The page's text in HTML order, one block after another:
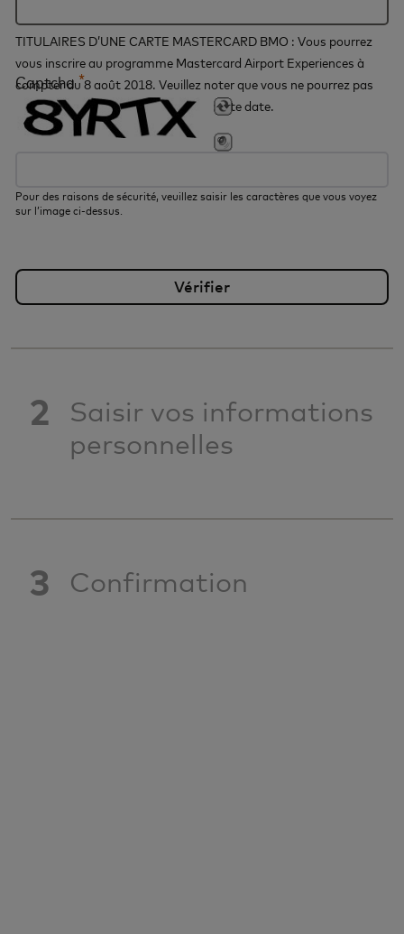
TITULAIRES D’UNE CARTE MASTERCARD BMO : Vous pourrez
vous inscrire au programme Mastercard Airport Experiences à
compter du 8 août 2018. Veuillez noter que vous ne pourrez pas
vous inscrire au programme avant cette date.
Captcha*
Pour des raisons de sécurité, veuillez saisir les caractères que vous voyez
sur l’image ci-dessus.
2
Saisir vos informations
personnelles
3 Confirmation